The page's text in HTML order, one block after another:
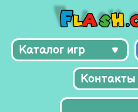
Каталог игр
Контакты